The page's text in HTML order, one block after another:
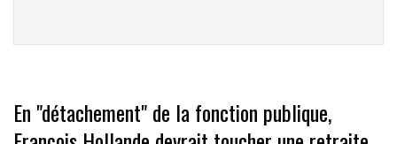
En "détachement" de la fonction publique,